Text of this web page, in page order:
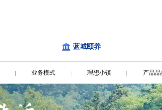
蓝城颐养
业务模式 理想小镇 产品品